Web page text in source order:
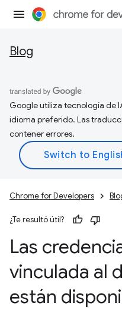
Blog
Google utiliza tecnología de
idioma preferido. Las
contener errores.
Chrome for Developers
¿Te resultó útil?
Las
vinculada al
están